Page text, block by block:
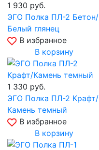
1 930 руб.
ЭГО Полка ПЛ-2 Бетон/
Белый глянец
В избранное
В корзину
1 330 руб.
ЭГО Полка ПЛ-2 Крафт/
Камень темный
В избранное
В корзину